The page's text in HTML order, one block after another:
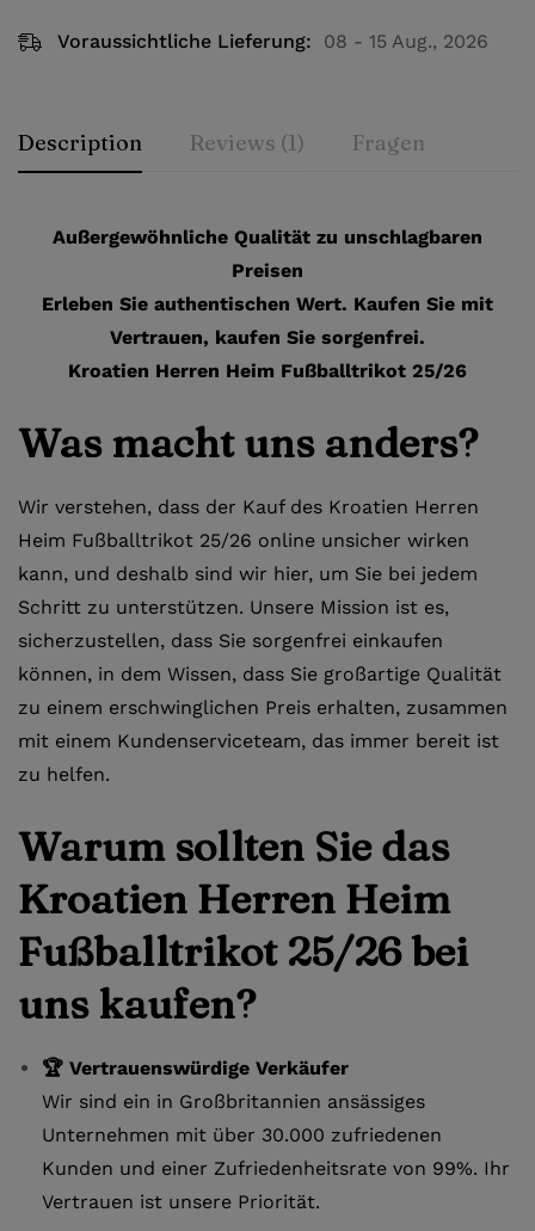
Voraussichtliche Lieferung: 08 - 15 Aug., 2026
Description Reviews (1) Fragen
Außergewöhnliche Qualität zu unschlagbaren
Preisen
Erleben Sie authentischen Wert. Kaufen Sie mit
Vertrauen, kaufen Sie sorgenfrei.
Kroatien Herren Heim Fußballtrikot 25/26
Was macht uns anders?
Wir verstehen, dass der Kauf des Kroatien Herren
Heim Fußballtrikot 25/26 online unsicher wirken
kann, und deshalb sind wir hier, um Sie bei jedem
Schritt zu unterstützen. Unsere Mission ist es,
sicherzustellen, dass Sie sorgenfrei einkaufen
können, in dem Wissen, dass Sie großartige Qualität
zu einem erschwinglichen Preis erhalten, zusammen
mit einem Kundenserviceteam, das immer bereit ist
zu helfen.
Warum sollten Sie das
Kroatien Herren Heim
Fußballtrikot 25/26 bei
uns kaufen?
🏆 Vertrauenswürdige Verkäufer
Wir sind ein in Großbritannien ansässiges
Unternehmen mit über 30.000 zufriedenen
Kunden und einer Zufriedenheitsrate von 99%. Ihr
Vertrauen ist unsere Priorität.